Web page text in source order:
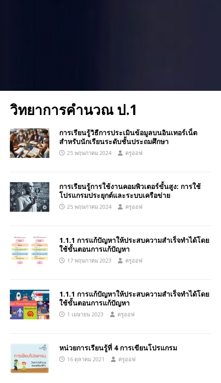
วิทยาการคำนวณ ป.1
การเรียนรู้วิธีการประเมินข้อมูลบนอินเทอร์เน็ต
สำหรับนักเรียนระดับชั้นประถมศึกษา
25 พฤษภาคม 2024 ครูออฟ
การเรียนรู้การใช้งานคอมพิวเตอร์ขั้นสูง: การใช้
โปรแกรมประยุกต์และระบบเครือข่าย
25 พฤษภาคม 2024 ครูออฟ
1.1.1 การแก้ปัญหาให้ประสบความสำเร็จทำได้โดย
ใช้ขั้นตอนการแก้ปัญหา
17 พฤษภาคม 2023 ครูออฟ
1.1.1 การแก้ปัญหาให้ประสบความสำเร็จทำได้โดย
ใช้ขั้นตอนการแก้ปัญหา
1 เมษายน 2023 ครูออฟ
หน่วยการเรียนรู้ที่ 4 การเขียนโปรแกรม
16 ตุลาคม 2021 ครูออฟ